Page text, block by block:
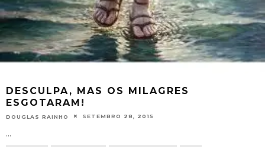
DESCULPA, MAS OS MILAGRES
ESGOTARAM!
DOUGLAS RAINHO SETEMBRO 28, 2015
...